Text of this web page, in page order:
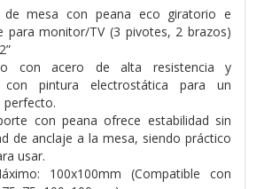
de mesa con peana eco giratorio e
para monitor/TV (3 pivotes, 2 brazos)
con acero de alta resistencia y
con pintura electrostática para un
perfecto.
con peana ofrece estabilidad sin
de anclaje a la mesa, siendo práctico
usar.
100x100mm (Compatible con